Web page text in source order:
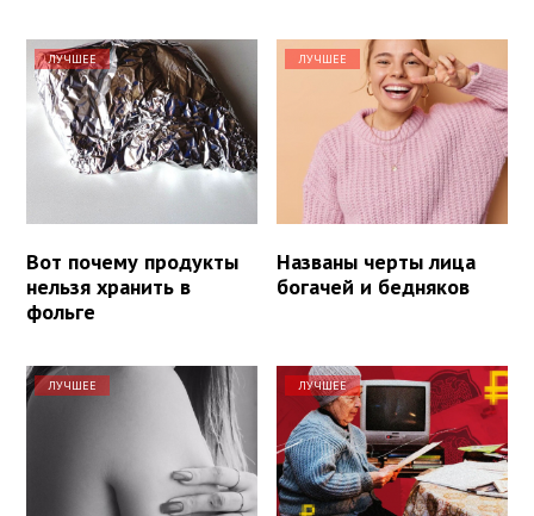
ЛУЧШЕЕ
Вот почему продукты
нельзя хранить в
фольге
ЛУЧШЕЕ
Названы черты лица
богачей и бедняков
ЛУЧШЕЕ ЛУЧШЕЕ